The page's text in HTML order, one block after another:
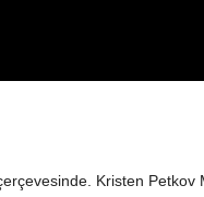
Kristen Petkov